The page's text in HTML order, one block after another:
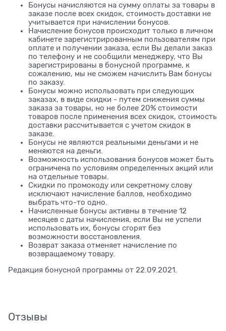
Бонусы начисляются на сумму оплаты за товары в
заказе после всех скидок, стоимость доставки не
учитывается при начислении бонусов.
Начисление бонусов происходит только в личном
кабинете зарегистрированным пользователям при
оплате и получении заказа, если Вы делали заказ
по телефону и не сообщили менеджеру, что Вы
зарегистрированы в бонусной программе, к
сожалению, мы не сможем начислить Вам бонусы
по заказу.
Бонусы можно использовать при следующих
заказах, в виде скидки - путем снижения суммы
заказа за товары, но не более 20% стоимости
товаров после применения всех скидок, стоимость
доставки рассчитывается с учетом скидок в
заказе.
Бонусы не являются реальными деньгами и не
меняются на деньги.
Возможность использования бонусов может быть
ограничена по условиям определенных акций или
на отдельные товары.
Скидки по промокоду или секретному слову
исключают начисление баллов, необходимо
выбрать что-то одно.
Начисленные бонусы активны в течение 12
месяцев с даты начисления, если Вы не успели
использовать их, бонусы сгорят без
возможности восстановления.
Возврат заказа отменяет начисление по
возвращаемому товару.
Редакция бонусной программы от 22.09.2021.
Отзывы